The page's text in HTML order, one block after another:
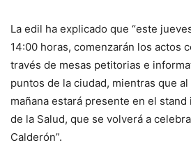
La edil ha explicado que “este
14:00 horas, comenzarán los actos
través de mesas petitorias e
puntos de la ciudad, mientras que
mañana estará presente en el
de la Salud, que se volverá a
Calderón”.